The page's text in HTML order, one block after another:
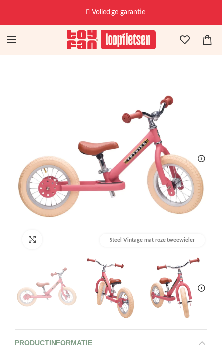
Volledige garantie
Steel Vintage mat roze tweewieler
PRODUCTINFORMATIE